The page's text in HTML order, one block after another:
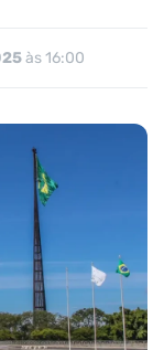
às 16:00